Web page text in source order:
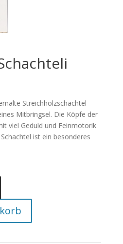
Streichholzschachtel
Mitbringsel. Die Köpfe der
viel Geduld und Feinmotorik
ist ein besonderes